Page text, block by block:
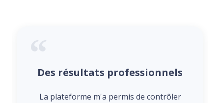
Des résultats professionnels
La plateforme m'a permis de contrôler